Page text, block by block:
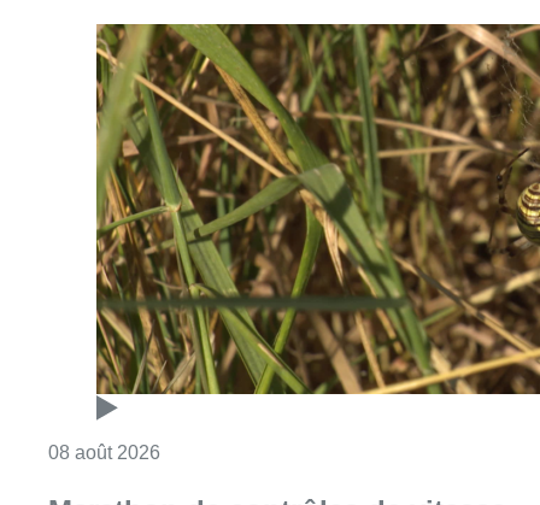
08 août 2026Consulter l'article "Au Moeraske, Bart
Marathon de contrôles de vitesse
ce week-end: “Une moto a été
flashée à 121 km/h sur l’avenue de
Tervuren”